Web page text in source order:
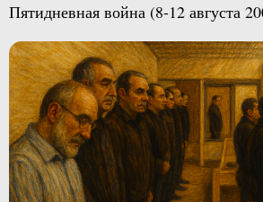
Пятидневная война (8-12 августа